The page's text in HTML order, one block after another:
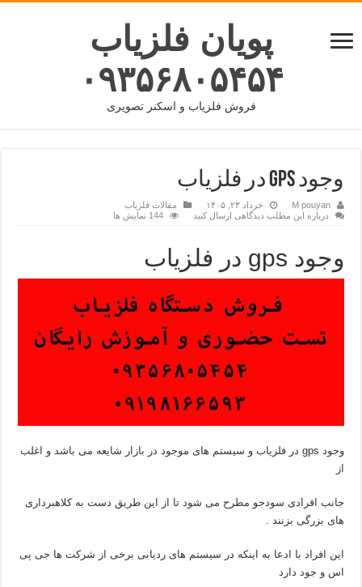
پویان فلزیاب
۰۹۳۵۶۸۰۵۴۵۴
فروش فلزیاب و اسکنر تصویری
وجود gps در فلزیاب
M pouyan خرداد ۲۳, ۱۴۰۵
مقالات فلزیاب
درباره این مطلب دیدگاهی ارسال کنید
144 نمایش ها
وجود gps در فلزیاب
وجود gps در فلزیاب و سیستم های موجود در بازار شایعه می باشد و اغلب
از
جانب افرادی سودجو مطرح می شود تا از این طریق دست به کلاهبرداری
های بزرگی بزنند .
این افراد با ادعا به اینکه در سیستم های ردیابی برخی از شرکت ها جی پی
اس و جود دارد